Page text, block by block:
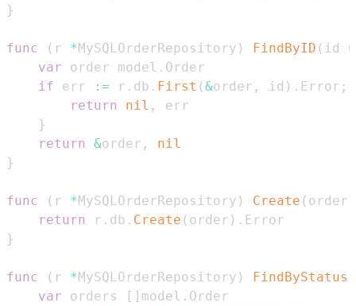
}
func ( r *MySQLOrderRepository ) FindByID ( id
var order model .
if err := r . db . First (&order , id ) . Error ;
return
nil ,
}
return
&order ,
nil
}
func ( r *MySQLOrderRepository ) Create ( order
return
r . db . Create ( order ) .
}
func ( r *MySQLOrderRepository ) FindByStatus
var orders [ ] model .